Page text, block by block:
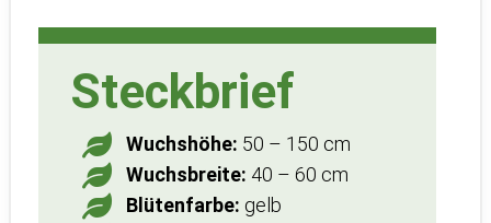
Steckbrief
Wuchshöhe: 50 – 150 cm
Wuchsbreite: 40 – 60 cm
Blütenfarbe: gelb